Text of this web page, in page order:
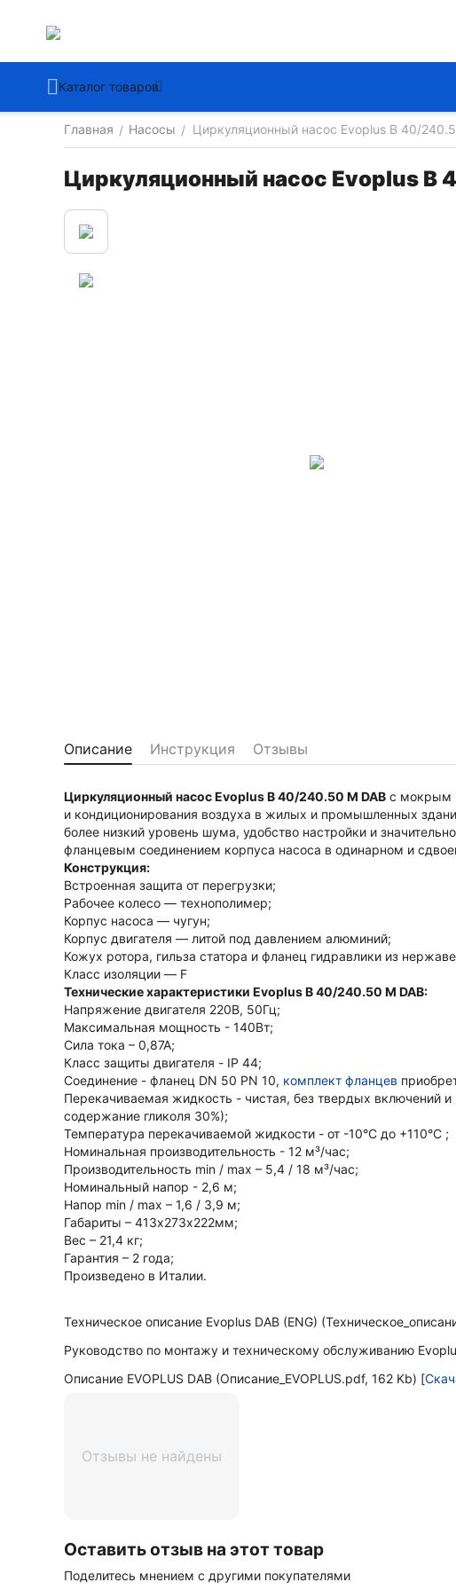
Каталог товаров
Главная / Насосы / Циркуляционный насос Evoplus B 40/
Циркуляционный насос Evoplus B
Описание Инструкция Отзывы
Циркуляционный насос Evoplus B 40/240.50 M DAB с мокрым
и кондиционирования воздуха в жилых и промышленных
более низкий уровень шума, удобство настройки и
фланцевым соединением корпуса насоса в одинарном и
Конструкция:
Встроенная защита от перегрузки;
Рабочее колесо — технополимер;
Корпус насоса — чугун;
Корпус двигателя — литой под давлением алюминий;
Кожух ротора, гильза статора и фланец гидравлики из
Класс изоляции — F
Технические характеристики Evoplus B 40/240.50 M DAB:
Напряжение двигателя 220В, 50Гц;
Максимальная мощность - 140Вт;
Сила тока – 0,87А;
Класс защиты двигателя - IP 44;
Соединение - фланец DN 50 PN 10, комплект фланцев
Перекачиваемая жидкость - чистая, без твердых включений
содержание гликоля 30%);
Температура перекачиваемой жидкости - от -10°C до +110°C ;
Номинальная производительность - 12 м³/час;
Производительность min / max – 5,4 / 18 м³/час;
Номинальный напор - 2,6 м;
Напор min / max – 1,6 / 3,9 м;
Габариты – 413x273х222мм;
Вес – 21,4 кг;
Гарантия – 2 года;
Произведено в Италии.
Техническое описание Evoplus DAB (ENG)
Руководство по монтажу и техническому обслуживанию
Описание EVOPLUS DAB (Описание_EVOPLUS.pdf, 162 Kb) [
Отзывы не найдены
Оставить отзыв на этот товар
Поделитесь мнением с другими покупателями